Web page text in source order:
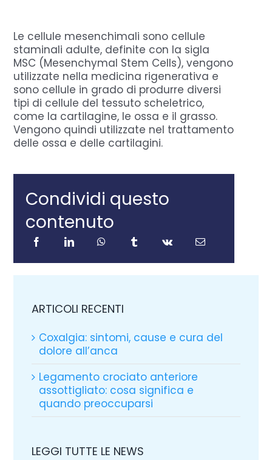
Domande Frequenti
Chi sono
Press
Le cellule mesenchimali sono cellule
staminali adulte, definite con la sigla
MSC (Mesenchymal Stem Cells), vengono
utilizzate nella medicina rigenerativa e
sono cellule in grado di produrre diversi
tipi di cellule del tessuto scheletrico,
come la cartilagine, le ossa e il grasso.
Vengono quindi utilizzate nel trattamento
delle ossa e delle cartilagini.
Condividi questo
contenuto
ARTICOLI RECENTI
Coxalgia: sintomi, cause e cura del
dolore all’anca
Legamento crociato anteriore
assottigliato: cosa significa e
quando preoccuparsi
LEGGI TUTTE LE NEWS